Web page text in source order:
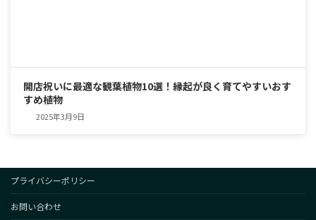
開店祝いに最適な観葉植物10選！縁起が良く育てやすいおす
すめ植物
2025年3月9日
プライバシーポリシー
お問い合わせ